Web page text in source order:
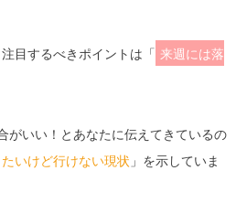
目するべきポイントは「 来週には落
がいい！とあなたに伝えてきているの
いけど行けない現状 」を示していま